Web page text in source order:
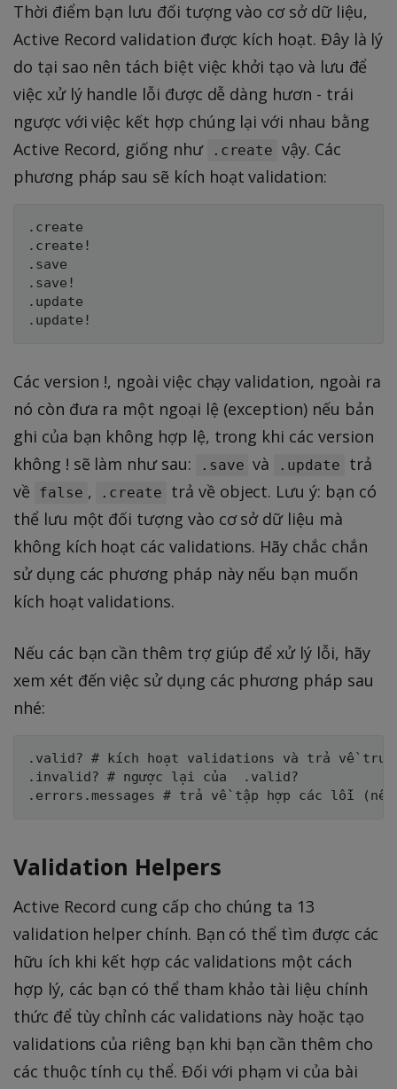
Thời điểm bạn lưu đối tượng vào cơ sở dữ liệu,
Active Record validation được kích hoạt. Đây là lý
do tại sao nên tách biệt việc khởi tạo và lưu để
việc xử lý handle lỗi được dễ dàng hươn - trái
ngược với việc kết hợp chúng lại với nhau bằng
Active Record, giống như
.create vậy. Các
phương pháp sau sẽ kích hoạt validation:
.create
.create!
.save
.save!
.update
Các version !, ngoài việc chạy validation, ngoài ra
nó còn đưa ra một ngoại lệ (exception) nếu bản
ghi của bạn không hợp lệ, trong khi các version
không ! sẽ làm như sau:
.save và .update
trả
về
false , .create
trả về object. Lưu ý: bạn có
thể lưu một đối tượng vào cơ sở dữ liệu mà
không kích hoạt các validations. Hãy chắc chắn
sử dụng các phương pháp này nếu bạn muốn
kích hoạt validations.
Nếu các bạn cần thêm trợ giúp để xử lý lỗi, hãy
xem xét đến việc sử dụng các phương pháp sau
nhé:
.valid? # kích hoạt validations và trả về
.invalid? # ngược lại của  .valid?
Validation Helpers
Active Record cung cấp cho chúng ta 13
validation helper chính. Bạn có thể tìm được các
hữu ích khi kết hợp các validations một cách
hợp lý, các bạn có thể tham khảo tài liệu chính
thức để tùy chỉnh các validations này hoặc tạo
validations của riêng bạn khi bạn cần thêm cho
các thuộc tính cụ thể. Đối với phạm vi của bài